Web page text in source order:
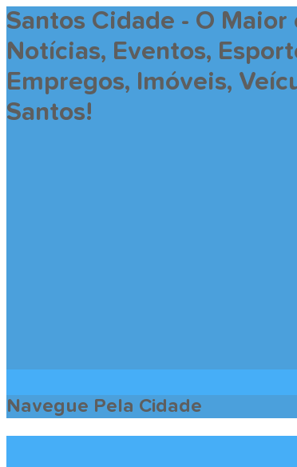
Santos Cidade - O
Notícias, Eventos,
Empregos, Imóveis,
Santos!
Navegue Pela Cidade